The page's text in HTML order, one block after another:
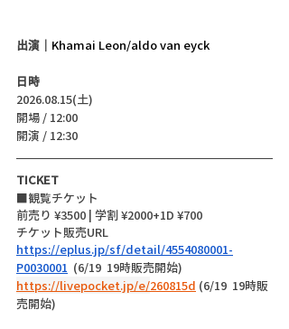
出演｜ Khamai Leon/aldo van eyck
日時
2026.08.15(土)
開場 / 12:00
開演 / 12:30
TICKET
■観覧チケット
前売り ¥3500 | 学割 ¥2000+1D ¥700
チケット販売URL
https://eplus.jp/sf/detail/4554080001-
P0030001 (6/19  19時販売開始)
https://livepocket.jp/e/260815d (6/19  19時販
売開始)